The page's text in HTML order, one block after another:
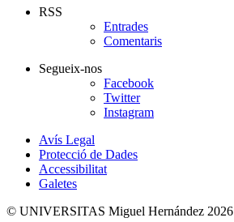
RSS
Entrades
Comentaris
Segueix-nos
Facebook
Twitter
Instagram
Avís Legal
Protecció de Dades
Accessibilitat
Galetes
© UNIVERSITAS Miguel Hernández 2026